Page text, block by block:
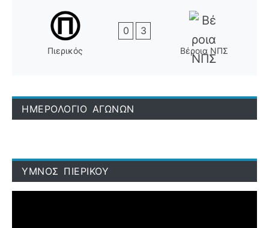
Πιερικός
0 3
Βέροια ΝΠΣ
ΗΜΕΡΟΛΟΓΙΟ ΑΓΩΝΩΝ
ΥΜΝΟΣ ΠΙΕΡΙΚΟΥ